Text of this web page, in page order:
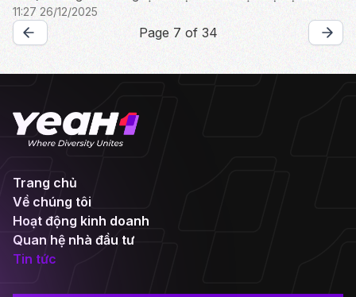
sao "khủng".
11:27 26/12/2025
Page 7 of 34
Trang chủ
Về chúng tôi
Hoạt động kinh doanh
Quan hệ nhà đầu tư
Tin tức